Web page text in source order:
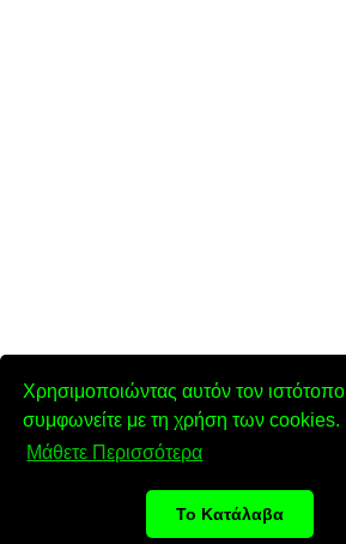
Χρησιμοποιώντας αυτόν τον ιστότοπο
συμφωνείτε με τη χρήση των cookies.
Μάθετε Περισσότερα
Το Κατάλαβα